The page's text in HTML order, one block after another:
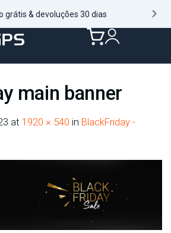
grátis & devoluções 30 dias
main banner
at 1920 × 540 in BlackFriday -